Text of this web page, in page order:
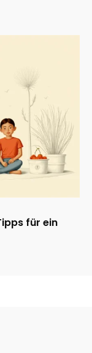
für ein